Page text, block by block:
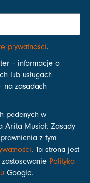
prywatności.
– informacje o
lub usługach
na zasadach
.
podanych w
Anita Musioł. Zasady
z tym
. Ta strona jest
Polityka
Google.